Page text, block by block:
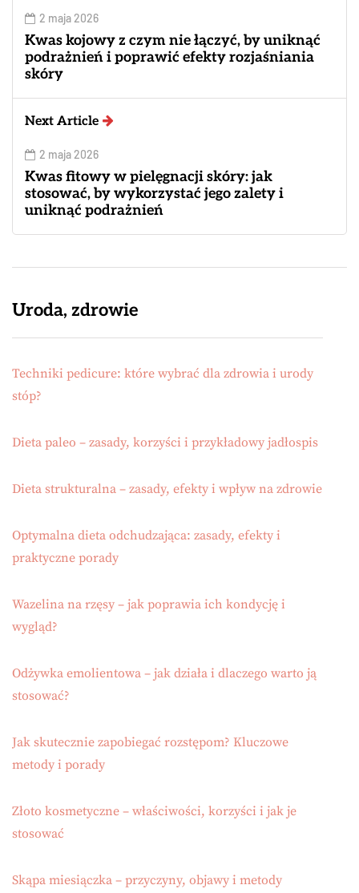
2 maja 2026
Kwas kojowy z czym nie łączyć, by uniknąć
podrażnień i poprawić efekty rozjaśniania
skóry
Next Article
2 maja 2026
Kwas fitowy w pielęgnacji skóry: jak
stosować, by wykorzystać jego zalety i
uniknąć podrażnień
Uroda, zdrowie
Techniki pedicure: które wybrać dla zdrowia i urody
stóp?
Dieta paleo – zasady, korzyści i przykładowy jadłospis
Dieta strukturalna – zasady, efekty i wpływ na zdrowie
Optymalna dieta odchudzająca: zasady, efekty i
praktyczne porady
Wazelina na rzęsy – jak poprawia ich kondycję i
wygląd?
Odżywka emolientowa – jak działa i dlaczego warto ją
stosować?
Jak skutecznie zapobiegać rozstępom? Kluczowe
metody i porady
Złoto kosmetyczne – właściwości, korzyści i jak je
stosować
Skąpa miesiączka – przyczyny, objawy i metody